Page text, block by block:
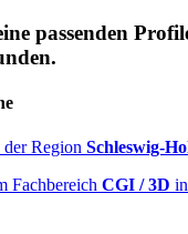
passenden
der Region Schleswig-
Fachbereich CGI / 3D